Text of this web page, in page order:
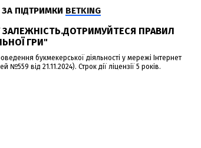
ПІДТРИМКИ BETKING
ЗАЛЕЖНІСТЬ.ДОТРИМУЙТЕСЯ ПРАВИЛ
ГРИ"
букмекерської діяльності у мережі Інтернет
від 21.11.2024). Строк дії ліцензії 5 років.